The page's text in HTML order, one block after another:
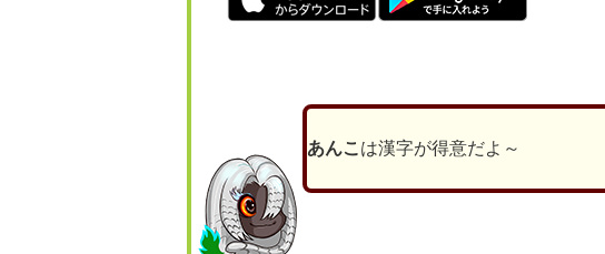
あんこ は漢字が得意だよ～